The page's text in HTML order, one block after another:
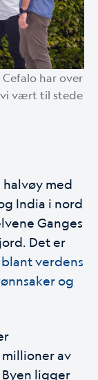
Cefalo har over
vi vært til stede
med
India i nord
Ganges
Det er
verdens
og
millioner av
ligger